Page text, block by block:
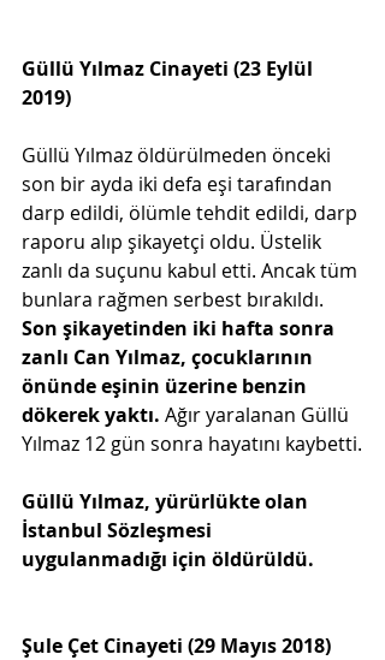
Güllü Yılmaz Cinayeti (23 Eylül
2019)
Güllü Yılmaz öldürülmeden önceki
son bir ayda iki defa eşi tarafından
darp edildi, ölümle tehdit edildi, darp
raporu alıp şikayetçi oldu. Üstelik
zanlı da suçunu kabul etti. Ancak tüm
bunlara rağmen serbest bırakıldı.
Son şikayetinden iki hafta sonra
zanlı Can Yılmaz, çocuklarının
önünde eşinin üzerine benzin
dökerek yaktı. Ağır yaralanan Güllü
Yılmaz 12 gün sonra hayatını kaybetti.
Güllü Yılmaz, yürürlükte olan
İstanbul Sözleşmesi
uygulanmadığı için öldürüldü.
Şule Çet Cinayeti (29 Mayıs 2018)